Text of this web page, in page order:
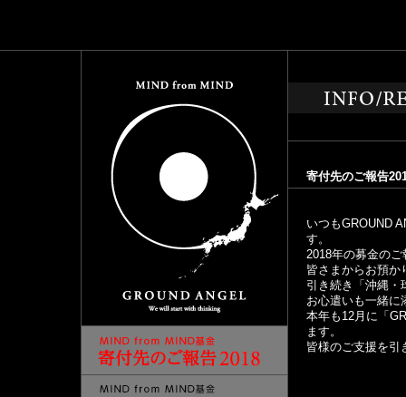
寄付先のご報告
いつもGROUND
す。
2018年の募金の
皆さまからお預
引き続き「沖縄・
お心遣いも一緒に
本年も12月に「
ます。
皆様のご支援を引